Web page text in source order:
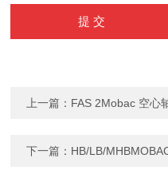
上一篇： FAS 2Mobac 空心
下一篇： HB/LB/